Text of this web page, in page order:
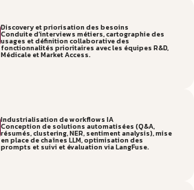
Discovery et priorisation des besoins
Conduite d’interviews métiers, cartographie des
usages et définition collaborative des
fonctionnalités prioritaires avec les équipes R&D,
Médicale et Market Access.
Industrialisation de workflows IA
Conception de solutions automatisées (Q&A,
résumés, clustering, NER, sentiment analysis), mise
en place de chaînes LLM, optimisation des
prompts et suivi et évaluation via LangFuse.